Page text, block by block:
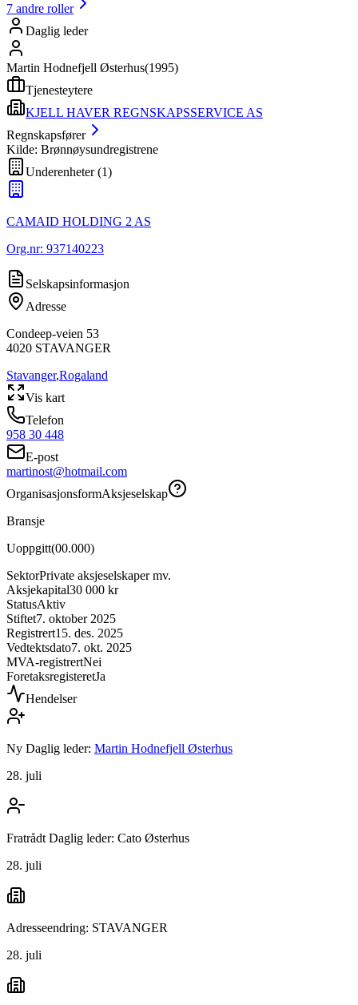
7 andre roller
Daglig leder
Martin Hodnefjell Østerhus(1995)
Tjenesteytere
KJELL HAVER REGNSKAPSSERVICE AS
Regnskapsfører
Kilde: Brønnøysundregistrene
Underenheter(1)
CAMAID HOLDING 2 AS
Org.nr: 937140223
Selskapsinformasjon
Adresse
Condeep-veien 53
4020 STAVANGER
Stavanger,Rogaland
Vis kart
Telefon
958 30 448
E-post
martinost@hotmail.com
OrganisasjonsformAksjeselskap
Bransje
Uoppgitt(00.000)
SektorPrivate aksjeselskaper mv.
Aksjekapital30 000 kr
StatusAktiv
Stiftet7. oktober 2025
Registrert15. des. 2025
Vedtektsdato7. okt. 2025
MVA-registrertNei
ForetaksregisteretJa
Hendelser
Ny Daglig leder: Martin Hodnefjell Østerhus
28. juli
Fratrådt Daglig leder: Cato Østerhus
28. juli
Adresseendring: STAVANGER
28. juli